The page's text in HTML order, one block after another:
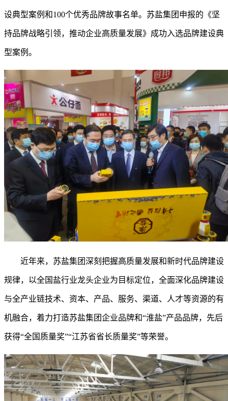
设典型案例和100个优秀品牌故事名单。苏盐集团申报的 《坚
持品牌战略引领，推动企业高质量发展》 成功入选品牌建设典
型案例。
近年来，苏盐集团深刻把握高质量发展和新时代品牌建设
规律，以全国盐行业龙头企业为目标定位，全面深化品牌建设
与全产业链技术、资本、产品、服务、渠道、人才等资源的有
机融合，着力打造苏盐集团企业品牌和“淮盐”产品品牌，先后
获得“全国质量奖”“江苏省省长质量奖”等荣誉。